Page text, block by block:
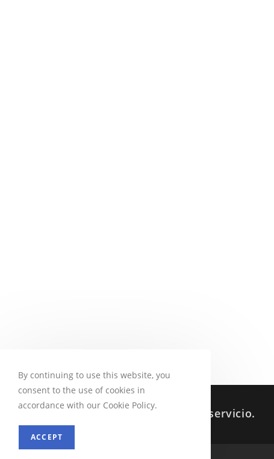
Sabes que siempre estoy a tu servicio.
By continuing to use this website, you
consent to the use of cookies in
accordance with our Cookie Policy.
ACCEPT